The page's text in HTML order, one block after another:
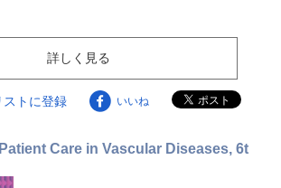
詳しく見る
ストに登録 いいね
Care in Vascular Diseases, 6t